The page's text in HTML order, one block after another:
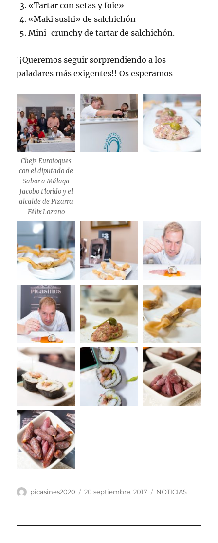
«Tartar con setas y foie»
«Maki sushi» de salchichón
Mini-crunchy de tartar de salchichón.
¡¡Queremos seguir sorprendiendo a los
paladares más exigentes!! Os esperamos
Chefs Eurotoques
con el diputado de
Sabor a Málaga
Jacobo Florido y el
alcalde de Pizarra
Félix Lozano
Autor
picasines2020
Publicado
20 septiembre, 2017 Categorías
NOTICIAS